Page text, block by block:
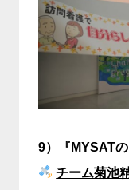
9）
『MYSAT
チーム菊池